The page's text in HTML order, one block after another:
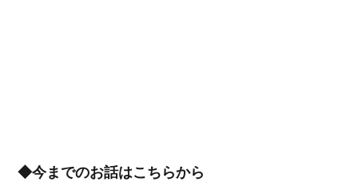
◆今までのお話はこちらから